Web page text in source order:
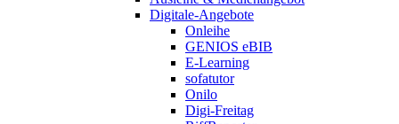
Digitale-Angebote
Onleihe
GENIOS eBIB
E-Learning
sofatutor
Onilo
Digi-Freitag